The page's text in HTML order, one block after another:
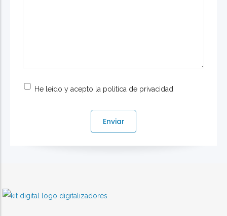
He leido y acepto la politica de privacidad